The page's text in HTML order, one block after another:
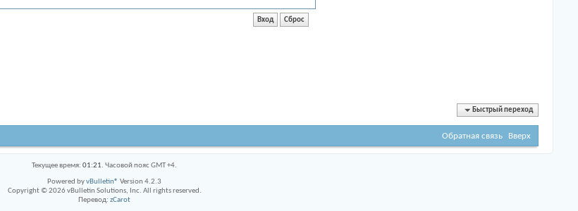
Быстрый переход
Обратная связь Вверх
Текущее время: 01:21. Часовой пояс GMT +4.
Powered byvBulletin® Version 4.2.3
Copyright © 2026 vBulletin Solutions, Inc. All rights reserved.
Перевод: zCarot